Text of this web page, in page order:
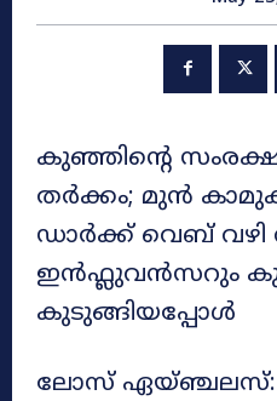
കുഞ്ഞിന്റെ
തർക്കം; മുൻ
ഡാർക്ക് വെബ് വഴി
ഇൻഫ്ലുവൻസറും
കുടുങ്ങിയപ്പോൾ
ലോസ് ഏയ്ഞ്ചലസ്: